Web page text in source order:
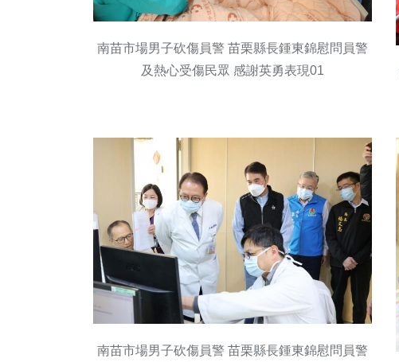
南苗市場男子砍傷員警 苗栗縣長鍾東錦慰問員警
及熱心受傷民眾 感謝英勇表現01
南苗市場男子砍傷員警 苗栗縣長鍾東錦慰問員警